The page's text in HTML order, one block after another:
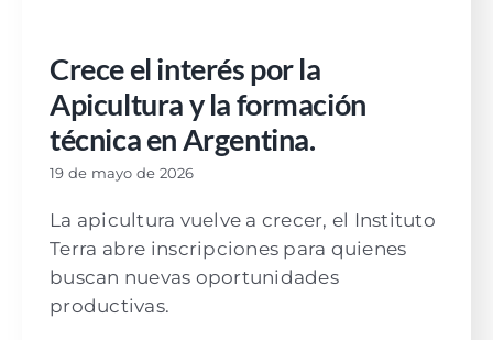
Crece el interés por la
Apicultura y la formación
técnica en Argentina.
19 de mayo de 2026
La apicultura vuelve a crecer, el Instituto
Terra abre inscripciones para quienes
buscan nuevas oportunidades
productivas.